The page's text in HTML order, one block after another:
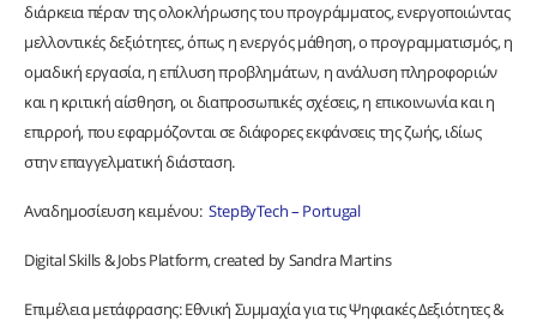
διάρκεια πέραν της ολοκλήρωσης του προγράμματος, ενεργοποιώντας
μελλοντικές δεξιότητες, όπως η ενεργός μάθηση, ο προγραμματισμός, η
ομαδική εργασία, η επίλυση προβλημάτων, η ανάλυση πληροφοριών
και η κριτική αίσθηση, οι διαπροσωπικές σχέσεις, η επικοινωνία και η
επιρροή, που εφαρμόζονται σε διάφορες εκφάνσεις της ζωής, ιδίως
στην επαγγελματική διάσταση.
Αναδημοσίευση κειμένου: StepByTech – Portugal
Digital Skills & Jobs Platform, created by Sandra Martins
Επιμέλεια μετάφρασης: Εθνική Συμμαχία για τις Ψηφιακές Δεξιότητες &